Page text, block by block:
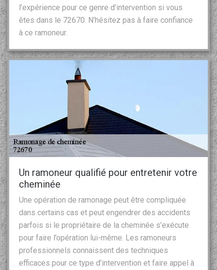
l’expérience pour ce genre d’intervention si vous
êtes dans le 72670. N’hésitez pas à faire confiance
à ce ramoneur.
Un ramoneur qualifié pour entretenir votre
cheminée
Une opération de ramonage peut être compliquée
dans certains cas et peut engendrer des accidents
parfois si le propriétaire de la cheminée s’exécute
pour faire l’opération lui-même. Les ramoneurs
professionnels connaissent des techniques
efficaces pour ce type d’intervention et faire appel à